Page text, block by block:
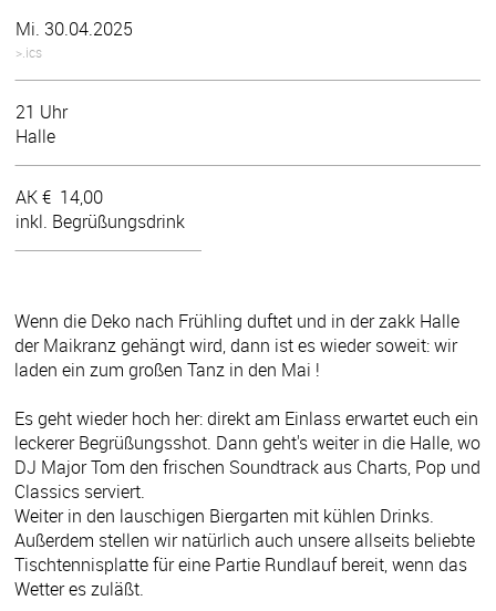
Mi. 30.04.2025
>.ics
21 Uhr
Halle
AK € 14,00
inkl. Begrüßungsdrink
Wenn die Deko nach Frühling duftet und in der zakk Halle
der Maikranz gehängt wird, dann ist es wieder soweit: wir
laden ein zum großen Tanz in den Mai !
Es geht wieder hoch her: direkt am Einlass erwartet euch ein
leckerer Begrüßungsshot. Dann geht's weiter in die Halle, wo
DJ Major Tom den frischen Soundtrack aus Charts, Pop und
Classics serviert.
Weiter in den lauschigen Biergarten mit kühlen Drinks.
Außerdem stellen wir natürlich auch unsere allseits beliebte
Tischtennisplatte für eine Partie Rundlauf bereit, wenn das
Wetter es zuläßt.